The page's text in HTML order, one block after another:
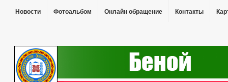
Новости Фотоальбом Онлайн обращение Контакты